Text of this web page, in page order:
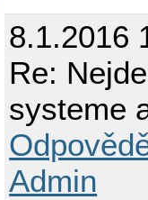
8.1.2016
Re:
systeme
Admin